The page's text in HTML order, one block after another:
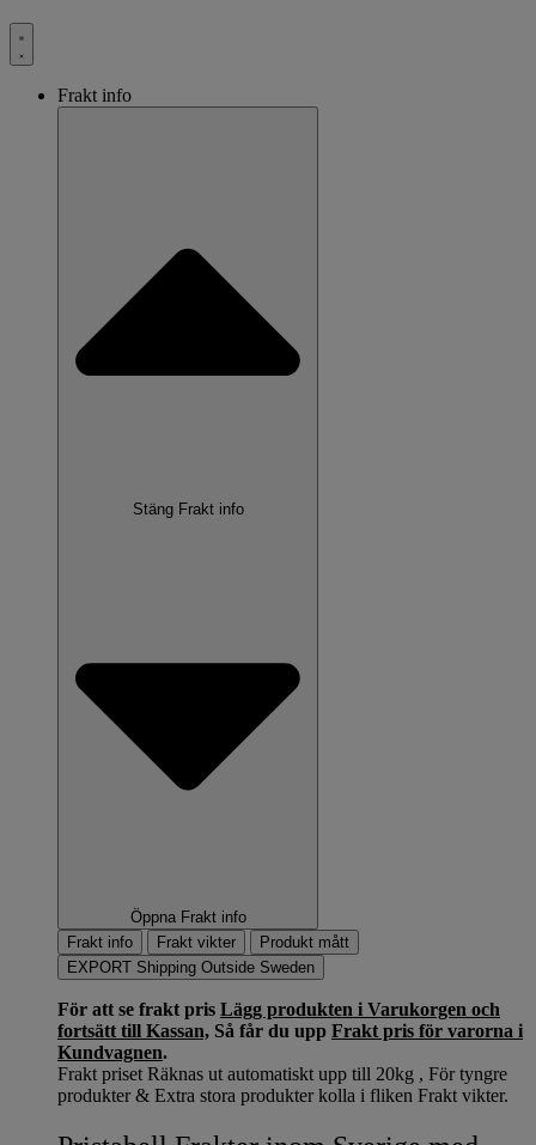
Frakt info
Stäng Frakt info
Öppna Frakt info
Frakt info
Frakt vikter
Produkt mått
EXPORT Shipping Outside Sweden
För att se frakt pris Lägg produkten i Varukorgen och
fortsätt till Kassan, Så får du upp Frakt pris för varorna i
Kundvagnen.
Frakt priset Räknas ut automatiskt upp till 20kg , För tyngre
produkter & Extra stora produkter kolla i fliken Frakt vikter.